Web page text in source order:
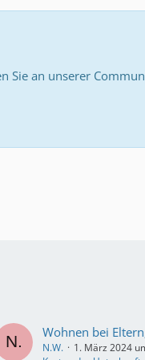
Sie an unserer
N.W.
1. März 2024